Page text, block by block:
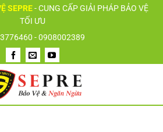
SEPRE-CUNG CẤP GIẢI PHÁP BẢO VỆ
TỐI ƯU
- 0908002389